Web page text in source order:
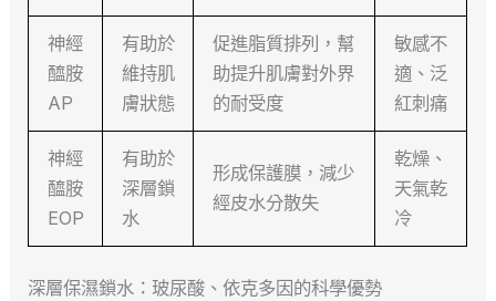
神經
醯胺
AP
有助於
維持肌
膚狀態
促進脂質排列，幫
助提升肌膚對外界
的耐受度
敏感不
適、泛
紅刺痛
神經
醯胺
EOP
有助於
深層鎖
水
形成保護膜，減少
經皮水分散失
乾燥、
天氣乾
冷
深層保濕鎖水：玻尿酸、依克多因的科學優勢